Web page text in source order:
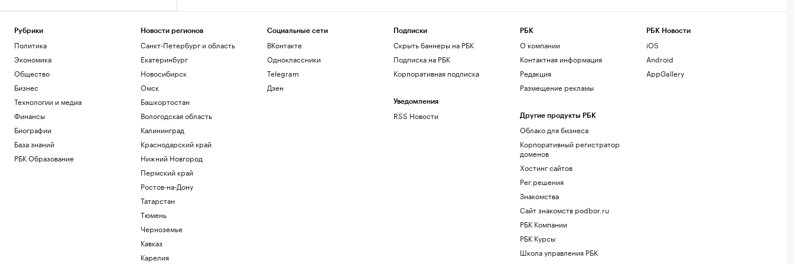
Рубрики
Политика
Экономика
Общество
Бизнес
Технологии и медиа
Финансы
Биографии
База знаний
РБК Образование
Новости регионов
Санкт-Петербург и область
Екатеринбург
Новосибирск
Омск
Башкортостан
Вологодская область
Калининград
Краснодарский край
Нижний Новгород
Пермский край
Ростов-на-Дону
Татарстан
Тюмень
Черноземье
Кавказ
Карелия
Социальные сети
ВКонтакте
Одноклассники
Telegram
Дзен
Подписки
Скрыть баннеры на РБК
Подписка на РБК
Корпоративная подписка
Уведомления
RSS Новости
РБК
О компании
Контактная информация
Редакция
Размещение рекламы
Другие продукты РБК
Облако для бизнеса
Корпоративный регистратор
доменов
Хостинг сайтов
Рег.решения
Знакомства
Сайт знакомств podbor.ru
РБК Компании
РБК Курсы
Школа управления РБК
РБК Новости
iOS
Android
AppGallery